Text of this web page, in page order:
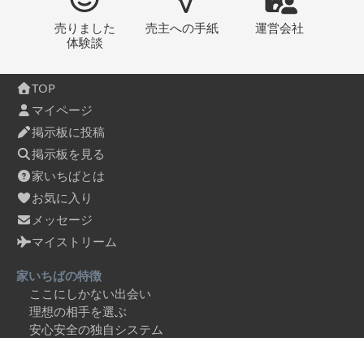
売りました
体験談
売主への手紙 運営会社
TOP
マイページ
掲示板に投稿
掲示板を見る
家いちばとは
お気に入り
メッセージ
マイストリーム
家いちばの特徴
ここにしかない出会い
理想の相手を選ぶ
安心安全の独自システム